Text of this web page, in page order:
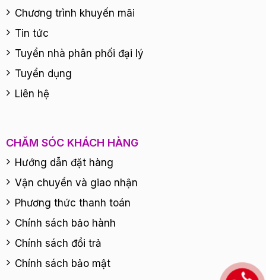
Chương trình khuyến mãi
Tin tức
Tuyển nhà phân phối đại lý
Tuyển dụng
Liên hệ
CHĂM SÓC KHÁCH HÀNG
Hướng dẫn đặt hàng
Vận chuyển và giao nhận
Phương thức thanh toán
Chính sách bảo hành
Chính sách đổi trả
Chính sách bảo mật